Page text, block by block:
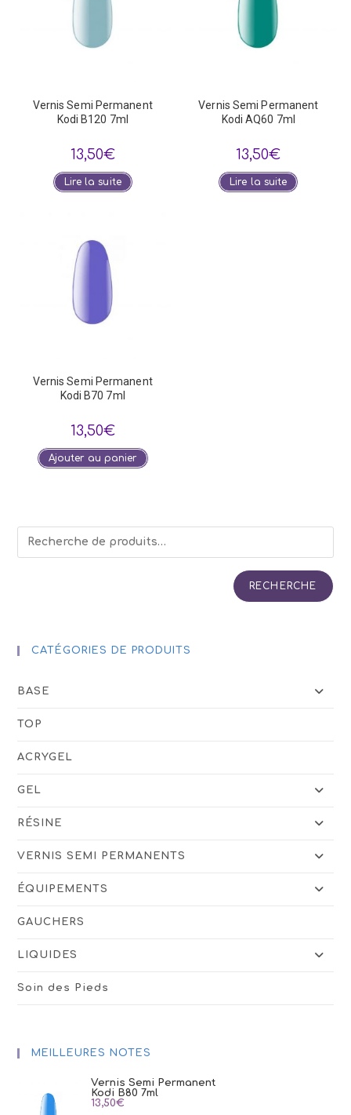
Vernis Semi Permanent
Kodi B120 7ml
13,50€
Lire la suite
Vernis Semi Permanent
Kodi AQ60 7ml
13,50€
Lire la suite
Vernis Semi Permanent
Kodi B70 7ml
13,50€
Ajouter au panier
RECHERCHE
CATÉGORIES DE PRODUITS
BASE
TOP
ACRYGEL
GEL
RÉSINE
VERNIS SEMI PERMANENTS
ÉQUIPEMENTS
GAUCHERS
LIQUIDES
Soin des Pieds
MEILLEURES NOTES
Vernis Semi Permanent
Kodi B80 7ml
13,50€